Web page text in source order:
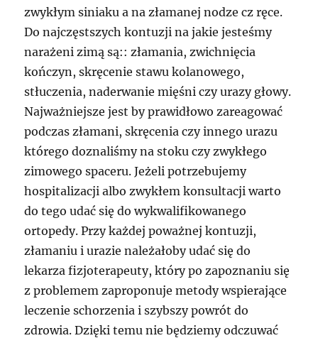
zwykłym siniaku a na złamanej nodze cz ręce.
Do najczęstszych kontuzji na jakie jesteśmy
narażeni zimą są:: złamania, zwichnięcia
kończyn, skręcenie stawu kolanowego,
stłuczenia, naderwanie mięśni czy urazy głowy.
Najważniejsze jest by prawidłowo zareagować
podczas złamani, skręcenia czy innego urazu
którego doznaliśmy na stoku czy zwykłego
zimowego spaceru. Jeżeli potrzebujemy
hospitalizacji albo zwykłem konsultacji warto
do tego udać się do wykwalifikowanego
ortopedy. Przy każdej poważnej kontuzji,
złamaniu i urazie należałoby udać się do
lekarza fizjoterapeuty, który po zapoznaniu się
z problemem zaproponuje metody wspierające
leczenie schorzenia i szybszy powrót do
zdrowia. Dzięki temu nie będziemy odczuwać